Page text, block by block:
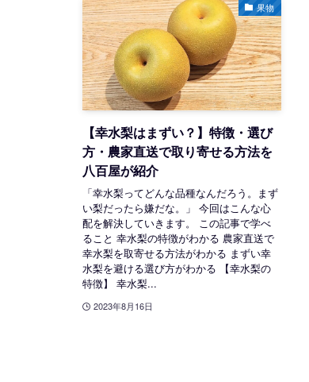
果物
【幸水梨はまずい？】特徴・選び
方・農家直送で取り寄せる方法を
八百屋が紹介
「幸水梨ってどんな品種なんだろう。まず
い梨だったら嫌だな。」 今回はこんな心
配を解決していきます。 この記事で学べ
ること 幸水梨の特徴がわかる 農家直送で
幸水梨を取寄せる方法がわかる まずい幸
水梨を避ける選び方がわかる 【幸水梨の
特徴】 幸水梨...
2023年8月16日